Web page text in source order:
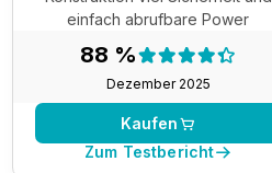
einfach abrufbare Power
88 %
Dezember 2025
Testergebnis:
88 %
Kaufen
Zum Testbericht